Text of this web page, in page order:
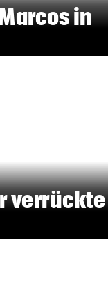
in
verrückte